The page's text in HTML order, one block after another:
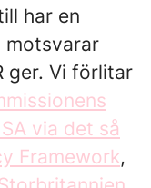
har en
motsvarar
ger. Vi förlitar
via det så
Framework,